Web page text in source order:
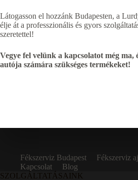
Látogasson el hozzánk Budapesten, a
élje át a professzionális és gyors
szeretettel!
Vegye fel velünk a kapcsolatot még ma,
autója számára szükséges termékeket!
Fékszerviz Budapest Fékszerviz
Kapcsolat
Blog
SZOLGÁLTATÁSAINK